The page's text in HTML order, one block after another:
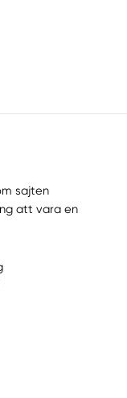
sajten
att vara en